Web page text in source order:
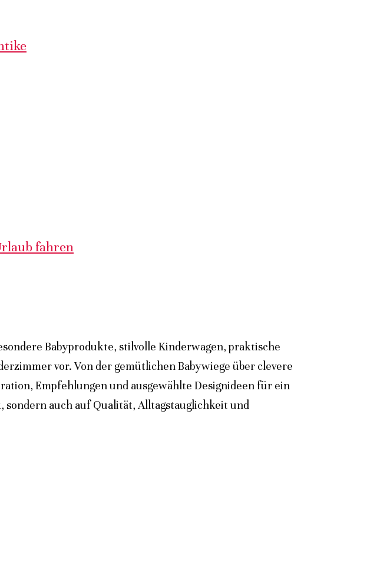
fahren
Babyprodukte, stilvolle Kinderwagen, praktische
vor. Von der gemütlichen Babywiege über clevere
Empfehlungen und ausgewählte Designideen für ein
auch auf Qualität, Alltagstauglichkeit und